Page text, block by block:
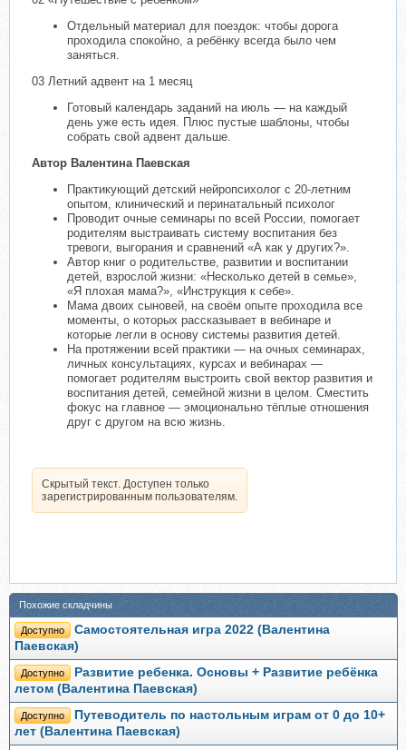
Отдельный материал для поездок: чтобы дорога
проходила спокойно, а ребёнку всегда было чем
заняться.
03 Летний адвент на 1 месяц
Готовый календарь заданий на июль — на каждый
день уже есть идея. Плюс пустые шаблоны, чтобы
собрать свой адвент дальше.
Автор Валентина Паевская
Практикующий детский нейропсихолог с 20-летним
опытом, клинический и перинатальный психолог
Проводит очные семинары по всей России, помогает
родителям выстраивать систему воспитания без
тревоги, выгорания и сравнений «А как у других?».
Автор книг о родительстве, развитии и воспитании
детей, взрослой жизни: «Несколько детей в семье»,
«Я плохая мама?», «Инструкция к себе».
Мама двоих сыновей, на своём опыте проходила все
моменты, о которых рассказывает в вебинаре и
которые легли в основу системы развития детей.
На протяжении всей практики — на очных семинарах,
личных консультациях, курсах и вебинарах —
помогает родителям выстроить свой вектор развития и
воспитания детей, семейной жизни в целом. Сместить
фокус на главное — эмоционально тёплые отношения
друг с другом на всю жизнь.
Скрытый текст. Доступен только
зарегистрированным пользователям.
Похожие складчины
Доступно
Самостоятельная игра 2022 (Валентина
Паевская)
Доступно
Развитие ребенка. Основы + Развитие ребёнка
летом (Валентина Паевская)
Доступно
Путеводитель по настольным играм от 0 до 10+
лет (Валентина Паевская)